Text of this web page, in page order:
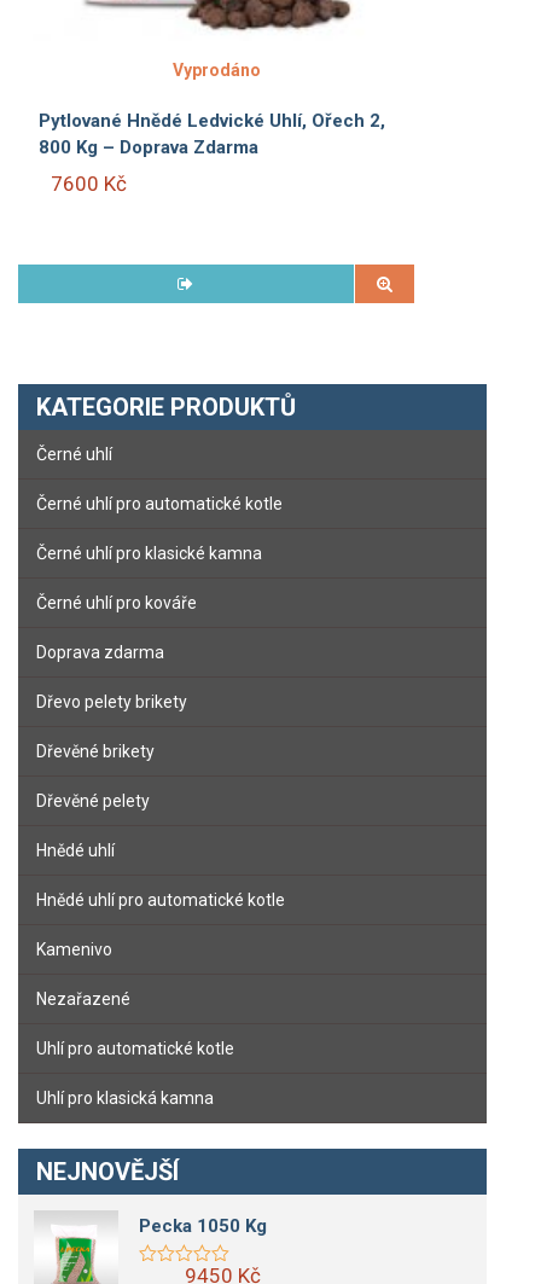
Vyprodáno
Pytlované Hnědé Ledvické Uhlí, Ořech 2,
800 Kg – Doprava Zdarma
7600 Kč
KATEGORIE PRODUKTŮ
Černé uhlí
Černé uhlí pro automatické kotle
Černé uhlí pro klasické kamna
Černé uhlí pro kováře
Doprava zdarma
Dřevo pelety brikety
Dřevěné brikety
Dřevěné pelety
Hnědé uhlí
Hnědé uhlí pro automatické kotle
Kamenivo
Nezařazené
Uhlí pro automatické kotle
Uhlí pro klasická kamna
NEJNOVĚJŠÍ
Pecka 1050 Kg
9450 Kč